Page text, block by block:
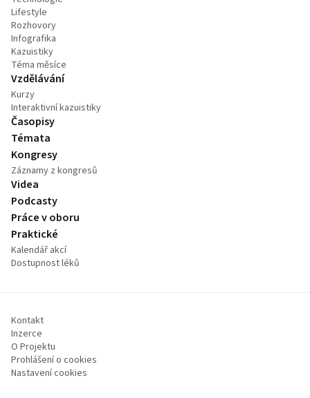
Lifestyle
Rozhovory
Infografika
Kazuistiky
Téma měsíce
Vzdělávání
Kurzy
Interaktivní kazuistiky
Časopisy
Témata
Kongresy
Záznamy z kongresů
Videa
Podcasty
Práce v oboru
Praktické
Kalendář akcí
Dostupnost léků
Kontakt
Inzerce
O Projektu
Prohlášení o cookies
Nastavení cookies